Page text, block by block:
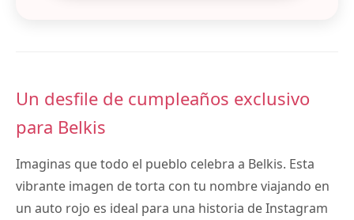
Un desfile de cumpleaños exclusivo
para Belkis
Imaginas que todo el pueblo celebra a Belkis. Esta
vibrante imagen de torta con tu nombre viajando en
un auto rojo es ideal para una historia de Instagram